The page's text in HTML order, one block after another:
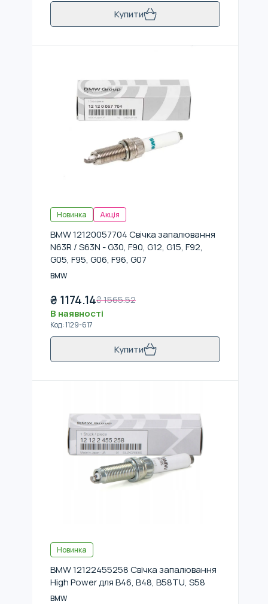
Купити
Новинка Акція
BMW 12120057704 Свічка запалювання
N63R / S63N - G30, F90, G12, G15, F92,
G05, F95, G06, F96, G07
BMW
₴ 1174.14₴1565.52
В наявності
Код:1129-617
Купити
Новинка
BMW 12122455258 Свічка запалювання
High Power для B46, B48, B58TU, S58
BMW